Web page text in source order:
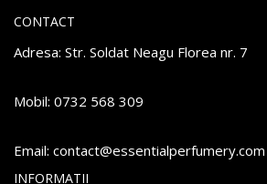
CONTACT
Adresa: Str. Soldat Neagu Florea nr. 7
Mobil: 0732 568 309
Email: moc.y
remuf
repla
itnes
se@tc
atnoc
INFORMATII